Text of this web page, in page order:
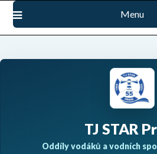
Přejdi
obsah
Menu
TJ STAR
Oddíly vodáků a vodních